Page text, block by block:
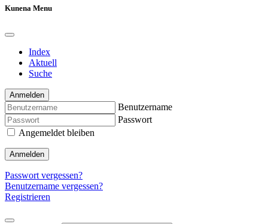
Kunena Menu
Index
Aktuell
Suche
Anmelden
Benutzername
Passwort
Angemeldet bleiben
Anmelden
Passwort vergessen?
Benutzername vergessen?
Registrieren